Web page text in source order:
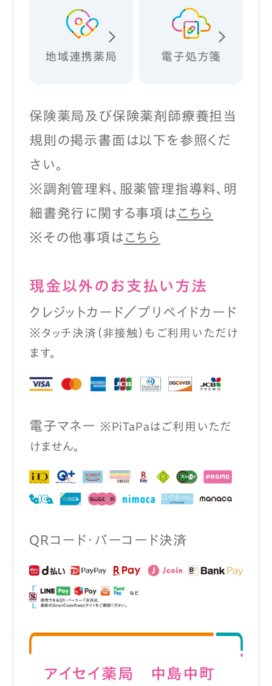
地域連携薬局 電子処方箋
保険薬局及び保険薬剤師療養担当
規則の掲示書面は以下を参照くだ
さい。
※調剤管理料、服薬管理指導料、明
細書発行に関する事項は こちら
※その他事項は こちら
現⾦以外のお⽀払い⽅法
クレジットカード／プリペイドカード
※タッチ決済（⾮接触）もご利⽤いただけ
ます。
電⼦マネー ※PiTaPaはご利⽤いただ
けません。
QRコード・バーコード決済
アイセイ薬局 中島中町